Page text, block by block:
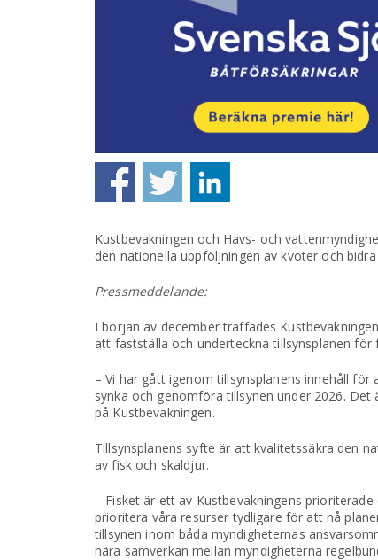
Kustbevakningen och Havs- och
den nationella uppföljningen av kvoter och
Pressmeddelande:
I början av december träffades
att fastställa och underteckna tillsynsplanen för
– Vi har gått igenom tillsynsplanens innehåll
synka och genomföra tillsynen under 2026.
på Kustbevakningen.
Tillsynsplanens syfte är att kvalitetssäkra den
av fisk och skaldjur.
– Fisket är ett av Kustbevakningens
prioritera våra resurser tydligare för att nå
tillsynen inom båda myndigheternas
nära samverkan mellan myndigheterna